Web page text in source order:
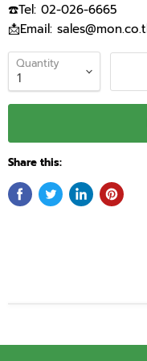
☎️Tel: 02-026-6665
📩Email:
Quantity
Share this: